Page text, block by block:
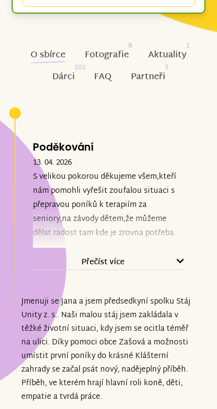
O sbírce Fotografie
8
Aktuality
1
Dárci
101
FAQ Partneři
3
Poděkování
13. 04. 2026
S velikou pokorou děkujeme všem,kteří
nám pomohli vyřešit zoufalou situaci s
přepravou poníků k terapiím za
seniory,na závody dětem,že můžeme
dělat radost tam kde je zrovna potřeba.
Přeprava je pro nás jistota že dostaneme
nemocné zvíře včas k vetrináři,že
můžeme vždy dovézt čerstvé
seno,vlastními silami zajistit chod
stáje,která zároveň funguje jako azyl pro
stará a bezprizorní zvířata.U nás má
místo každý ,jak zvířata ,tak lidé.
Uvědomujeme si,že náš požadavek není
život ohrožující,a víme že jsou mnohem
svízelnější životní situace vyžadující
Přečíst více
Jmenuji se Jana a jsem předsedkyní spolku Stáj
Unity z. s.. Naši malou stáj jsem zakládala v
těžké životní situaci, kdy jsem se ocitla téměř
na ulici. Díky pomoci obce Zašová a možnosti
umístit první poníky do krásné Klášterní
zahrady se začal psát nový, nadějeplný příběh.
Příběh, ve kterém hrají hlavní roli koně, děti,
empatie a tvrdá práce.